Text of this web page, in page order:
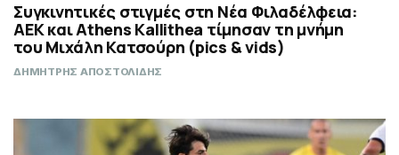
Συγκινητικές στιγμές στη Νέα Φιλαδέλφεια:
ΑΕΚ και Athens Kallithea τίμησαν τη μνήμη
του Μιχάλη Κατσούρη (pics & vids)
ΔΗΜΗΤΡΗΣ ΑΠΟΣΤΟΛΙΔΗΣ